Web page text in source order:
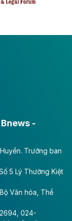
dựng cao
sẽ tạo động
Nam đồng
- CTCP
quý
Việt Nam
-
Trưởng ban
5 Lý Thường Kiệt
Văn hóa, Thể
024-